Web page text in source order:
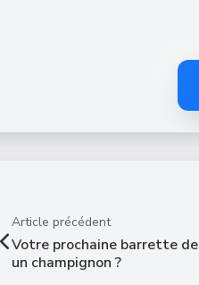
Article précédent
Votre prochaine barrette
un champignon ?